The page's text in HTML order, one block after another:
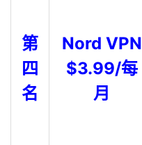
第
四
名
Nord VPN
$3.99/每
月